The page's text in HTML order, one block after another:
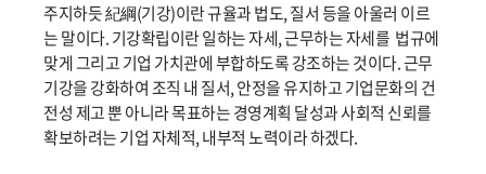
주지하듯 紀綱(기강)이란 규율과 법도, 질서 등을 아울러 이르
는 말이다. 기강확립이란 일하는 자세, 근무하는 자세를 법규에
맞게 그리고 기업 가치관에 부합하도록 강조하는 것이다. 근무
기강을 강화하여 조직 내 질서, 안정을 유지하고 기업문화의 건
전성 제고 뿐 아니라 목표하는 경영계획 달성과 사회적 신뢰를
확보하려는 기업 자체적, 내부적 노력이라 하겠다.